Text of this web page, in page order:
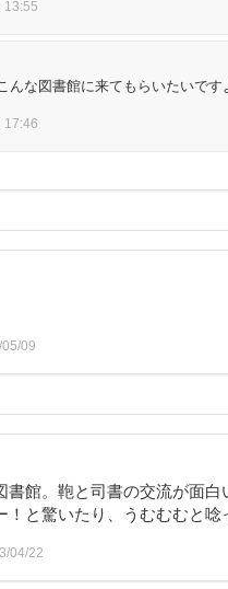
13:55
な図書館に来てもらいたいです
17:46
09
館。鞄と司書の交流が面白
と驚いたり、うむむむと唸
04/22